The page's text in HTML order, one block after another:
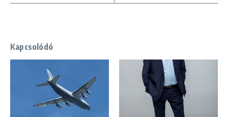
Kapcsolódó